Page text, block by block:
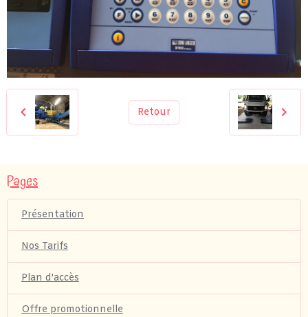
Retour
Pages
Présentation
Nos Tarifs
Plan d'accès
Offre promotionnelle